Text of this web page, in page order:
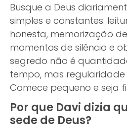
Busque a Deus
simples e constantes:
honesta, memorização
momentos de silêncio e
segredo não é
tempo, mas
Comece pequeno e seja
Por que Davi dizia
sede de Deus?